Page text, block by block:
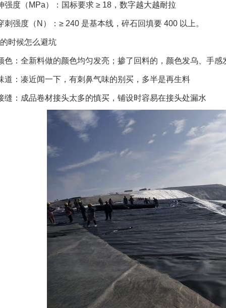
强度（MPa）：国标要求 ≥ 18，数字越大越耐拉
刺强度（N）：≥ 240 是基本线，碎石回填要 400 以上。
时候怎么避坑
色：全新料做的颜色均匀发亮；掺了回料的，颜色发乌、手感
道：凑近闻一下，有刺鼻气味的别买，多半是再生料
缝：成品卷材接头太多的慎买，铺设时容易在接头处漏水